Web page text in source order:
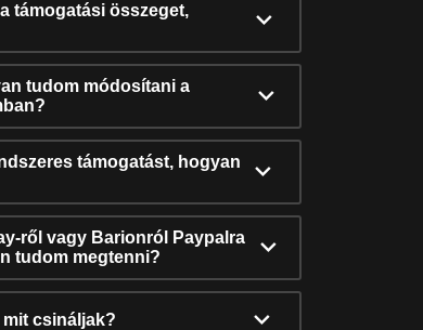
támogatási összeget,
tudom módosítani a
támogatást, hogyan
ről vagy Barionról Paypalra
tudom megtenni?
csináljak?